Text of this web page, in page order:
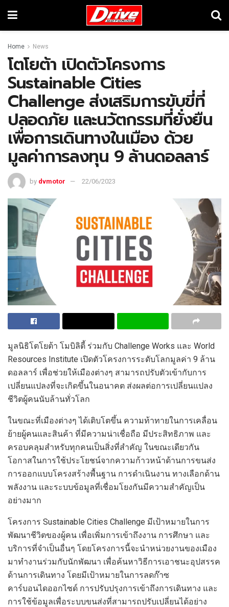
Home News
โตโยต้า เปิดตัวโครงการ
Sustainable Cities
Challenge ส่งเสริมการขับขี่ที่
ปลอดภัย และนวัตกรรมที่ยั่งยืน
เพื่อการเดินทางในเมือง ด้วย
มูลค่าการลงทุน 9 ล้านดอลลาร์
by dvmotor 22/06/2023
มูลนิธิโตโยต้า โมบิลิตี้ ร่วมกับ Challenge Works และ World
Resources Institute เปิดตัวโครงการระดับโลกมูลค่า 9 ล้าน
ดอลลาร์ เพื่อช่วยให้เมืองต่างๆ สามารถปรับตัวเข้ากับการ
เปลี่ยนแปลงที่จะเกิดขึ้นในอนาคต ส่งผลต่อการเปลี่ยนแปลง
ชีวิตผู้คนนับล้านทั่วโลก
ในขณะที่เมืองต่างๆ ได้เติบโตขึ้น ความท้าทายในการเคลื่อน
ย้ายผู้คนและสินค้า ที่มีความน่าเชื่อถือ มีประสิทธิภาพ และ
ครอบคลุมสำหรับทุกคนเป็นสิ่งที่สำคัญ ในขณะเดียวกัน
โอกาสในการใช้ประโยชน์จากความก้าวหน้าด้านการขนส่ง
การออกแบบโครงสร้างพื้นฐาน การดำเนินงาน ทางเลือกด้าน
พลังงาน และระบบข้อมูลที่เชื่อมโยงกันมีความสำคัญเป็น
อย่างมาก
โครงการ Sustainable Cities Challenge มีเป้าหมายในการ
พัฒนาชีวิตของผู้คน เพื่อเพิ่มการเข้าถึงงาน การศึกษา และ
บริการที่จำเป็นอื่นๆ โดยโครงการนี้จะนำหน่วยงานของเมือง
มาทำงานร่วมกับนักพัฒนา เพื่อค้นหาวิธีการเอาชนะอุปสรรค
ด้านการเดินทาง โดยมีเป้าหมายในการลดก๊าซ
คาร์บอนไดออกไซด์ การปรับปรุงการเข้าถึงการเดินทาง และ
การใช้ข้อมูลเพื่อระบบขนส่งที่สามารถปรับเปลี่ยนได้อย่าง